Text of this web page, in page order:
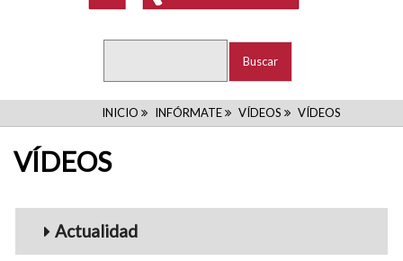
RUTA
INICIO INFÓRMATE VÍDEOS VÍDEOS
VÍDEOS
Menu_Videos
Actualidad